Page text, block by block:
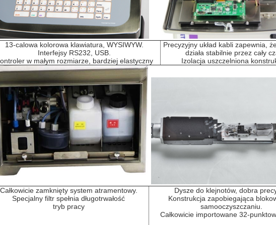
13-calowa kolorowa klawiatura, WYSIWYW.
Interfejsy RS232, USB.
w małym rozmiarze, bardziej elastyczny
Precyzyjny układ kabli zapewnia,
działa stabilnie przez cały
Izolacja uszczelniona
Całkowicie zamknięty system atramentowy.
Specjalny filtr spełnia długotrwałość
tryb pracy
Dysze do klejnotów, dobra
Konstrukcja zapobiegająca
samooczyszczaniu.
Całkowicie importowane 32-